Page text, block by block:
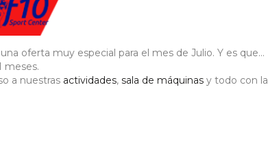
oferta muy especial para el mes de Julio. Y es que…
meses.
a nuestras actividades, sala de máquinas y todo con la